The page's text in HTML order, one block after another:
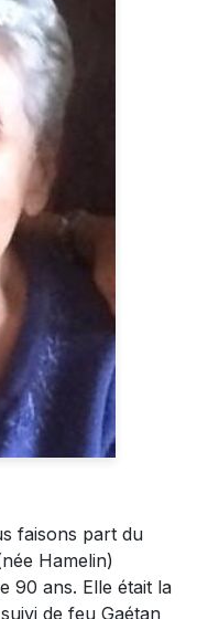
faisons part du
Hamelin)
90 ans. Elle était la
de feu Gaétan